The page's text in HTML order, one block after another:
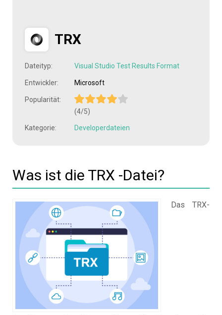
TRX
Dateityp: Visual Studio Test Results Format
Entwickler: Microsoft
Popularität:
(4/5)
Kategorie: Developerdateien
Was ist die TRX -Datei?
Das TRX-